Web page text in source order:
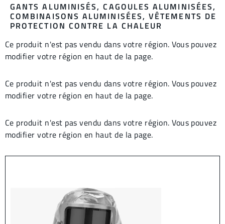
GANTS ALUMINISÉS,CAGOULES ALUMINISÉES,
COMBINAISONS ALUMINISÉES,VÊTEMENTS DE
PROTECTION CONTRE LA CHALEUR
Ce produit n'est pas vendu dans votre région. Vous pouvez
modifier votre région en haut de la page.
Ce produit n'est pas vendu dans votre région. Vous pouvez
modifier votre région en haut de la page.
Ce produit n'est pas vendu dans votre région. Vous pouvez
modifier votre région en haut de la page.